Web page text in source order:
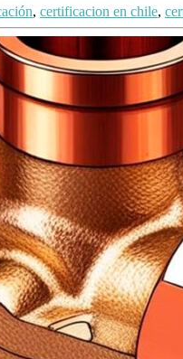
, certificacion en chile,